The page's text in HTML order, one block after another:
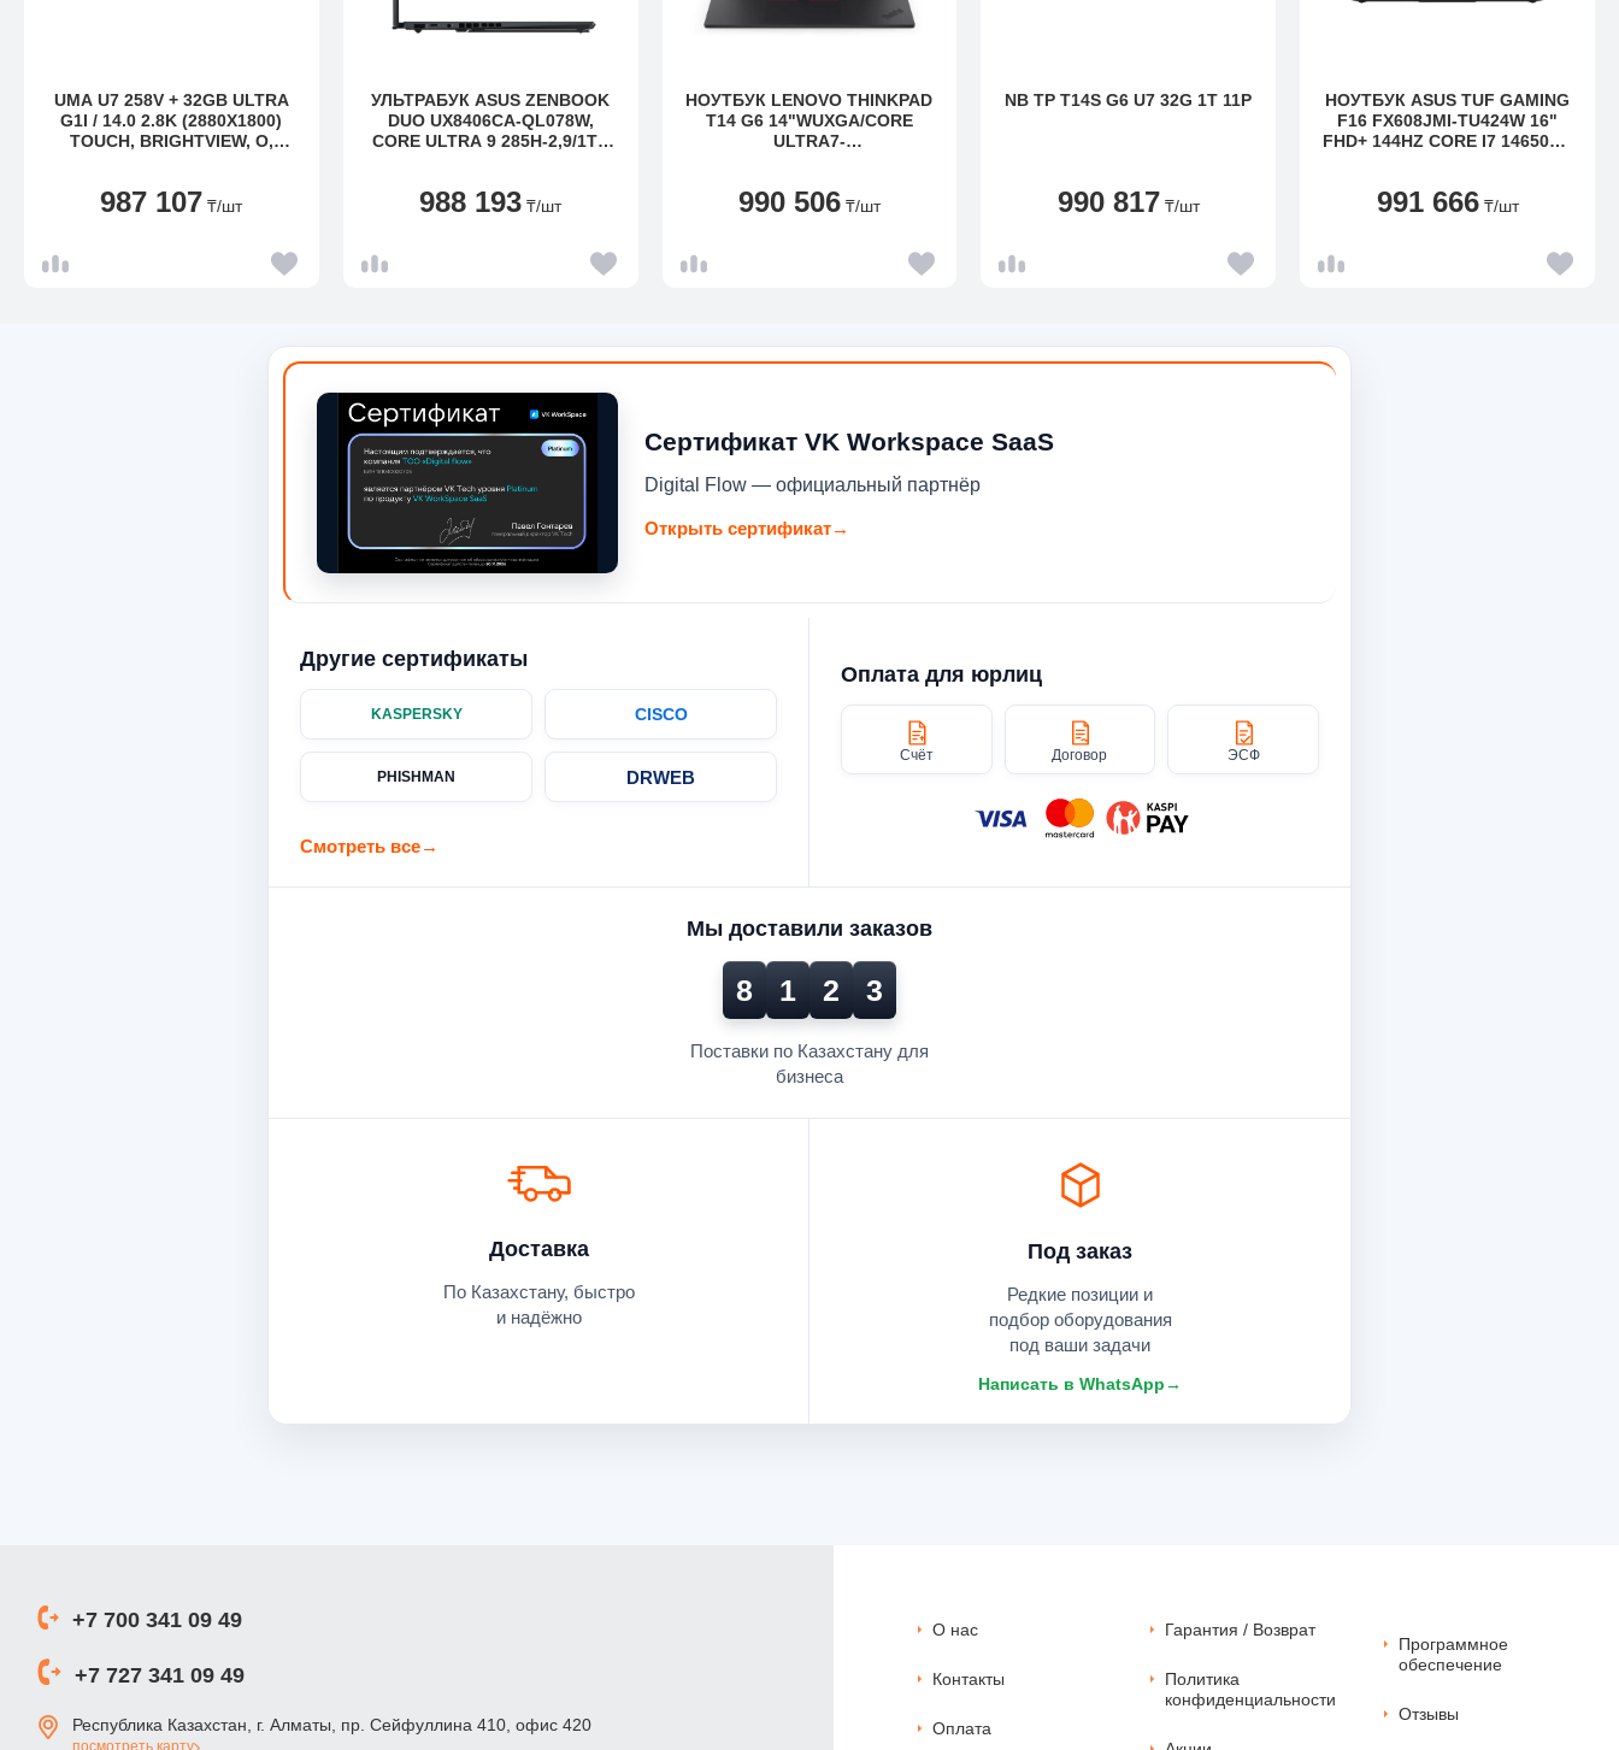
UMA U7 258V + 32GB ULTRA
G1I / 14.0 2.8K (2880X1800)
TOUCH, BRIGHTVIEW, O,
987 107 ₸/шт
УЛЬТРАБУК ASUS ZENBOOK
DUO UX8406CA-QL078W,
CORE ULTRA 9 285H-2,9/1TB
988 193 ₸/шт
НОУТБУК LENOVO THINKPAD
T14 G6 14"WUXGA/CORE
ULTRA7-
990 506 ₸/шт
NB TP T14S G6 U7 32G 1T 11P
990 817 ₸/шт
НОУТБУК ASUS TUF GAMING
F16 FX608JMI-TU424W 16"
FHD+ 144HZ CORE I7 14650HX
991 666 ₸/шт
Сертификат VK Workspace SaaS
Digital Flow — официальный партнёр
Открыть сертификат→
Другие сертификаты
KASPERSKY CISCO
PHISHMAN DRWEB
Смотреть все→
Оплата для юрлиц
Счёт Договор ЭСФ
Мы доставили заказов
8 1 2 3
Поставки по Казахстану для
бизнеса
Под заказ
Редкие позиции и
подбор оборудования
под ваши задачи
Написать в WhatsApp→
Доставка
По Казахстану, быстро
и надёжно
+7 700 341 09 49
+7 727 341 09 49
Республика Казахстан, г. Алматы, пр. Сейфуллина 410, офис 420
О нас
Контакты
Оплата
Гарантия / Возврат
Политика
конфиденциальности
Программное
обеспечение
Отзывы